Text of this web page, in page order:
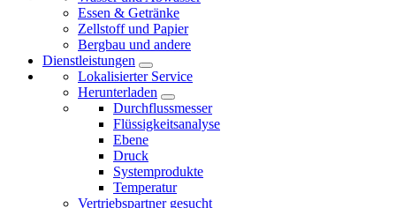
Essen & Getränke
Zellstoff und Papier
Bergbau und andere
Dienstleistungen
Lokalisierter Service
Herunterladen
Durchflussmesser
Flüssigkeitsanalyse
Ebene
Druck
Systemprodukte
Temperatur
Vertriebspartner gesucht